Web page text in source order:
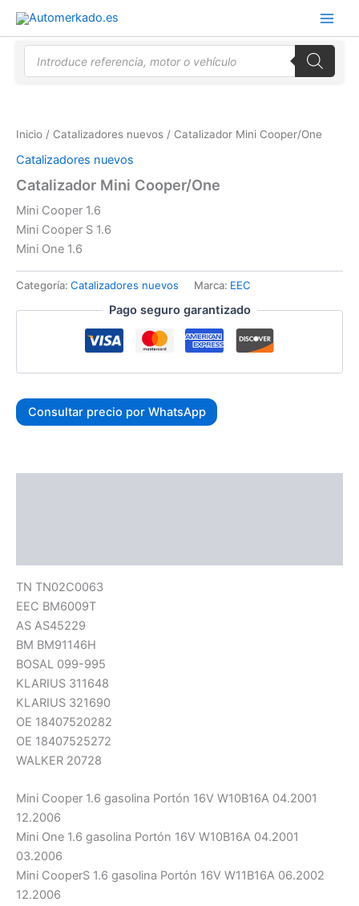
contenido
Búsqueda
Inicio / Catalizadores nuevos / Catalizador Mini Cooper/One
Catalizadores nuevos
Catalizador Mini Cooper/One
Mini Cooper 1.6
Mini Cooper S 1.6
Mini One 1.6
Categoría: Catalizadores nuevos Marca: EEC
Pago seguro garantizado
Consultar precio por WhatsApp
TN TN02C0063
EEC BM6009T
AS AS45229
BM BM91146H
BOSAL 099-995
KLARIUS 311648
KLARIUS 321690
OE 18407520282
OE 18407525272
WALKER 20728
Mini Cooper 1.6 gasolina Portón 16V W10B16A 04.2001
12.2006
Mini One 1.6 gasolina Portón 16V W10B16A 04.2001
03.2006
Mini CooperS 1.6 gasolina Portón 16V W11B16A 06.2002
12.2006